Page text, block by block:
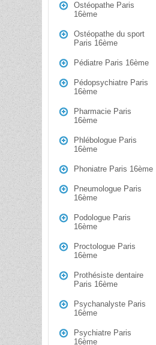
Ostéopathe Paris
16ème
Ostéopathe du sport
Paris 16ème
Pédiatre Paris 16ème
Pédopsychiatre Paris
16ème
Pharmacie Paris
16ème
Phlébologue Paris
16ème
Phoniatre Paris 16ème
Pneumologue Paris
16ème
Podologue Paris
16ème
Proctologue Paris
16ème
Prothésiste dentaire
Paris 16ème
Psychanalyste Paris
16ème
Psychiatre Paris
16ème